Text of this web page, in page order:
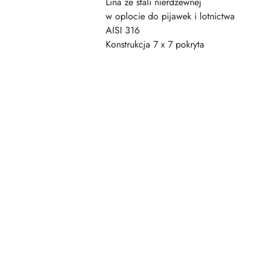
w oplocie do pijawek i lotnictwa
AISI 316
Konstrukcja 7 x 7 pokryta